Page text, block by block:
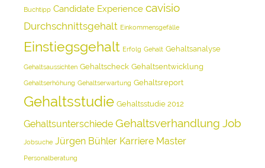
Buchtipp Candidate Experience cavisio
Durchschnittsgehalt Einkommensgefälle
Einstiegsgehalt Erfolg Gehalt Gehaltsanalyse
Gehaltsaussichten Gehaltscheck Gehaltsentwicklung
Gehaltserhöhung Gehaltserwartung Gehaltsreport
Gehaltsstudie Gehaltsstudie 2012
Gehaltsunterschiede Gehaltsverhandlung Job
Jobsuche Jürgen Bühler Karriere Master
Personalberatung